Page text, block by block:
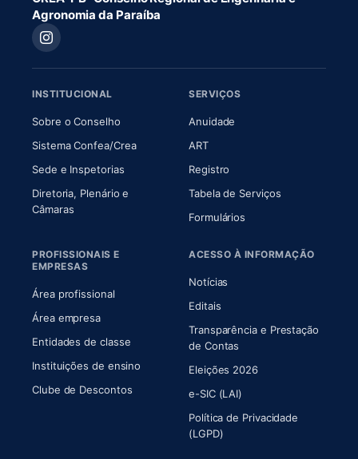
Agronomia da Paraíba
INSTITUCIONAL
Sobre o Conselho(abre em nova aba)
Sistema Confea/Crea(abre em nova aba)
Sede e Inspetorias
Diretoria, Plenário e
Câmaras(abre em nova aba)
SERVIÇOS
Anuidade
ART(abre em nova aba)
Registro
Tabela de Serviços
Formulários
PROFISSIONAIS E
EMPRESAS
Área profissional
Área empresa
Entidades de classe
Instituições de ensino
Clube de Descontos
ACESSO À INFORMAÇÃO
Notícias
Editais
Transparência e Prestação
de Contas
Eleições 2026
e-SIC (LAI)
Política de Privacidade
(LGPD)